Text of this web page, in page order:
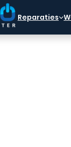
Reparaties